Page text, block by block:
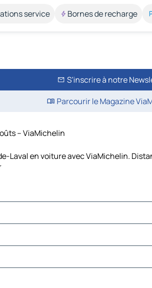
service Bornes de recharge
S'inscrire à notre
Parcourir le Magazine
– ViaMichelin
en voiture avec ViaMichelin.